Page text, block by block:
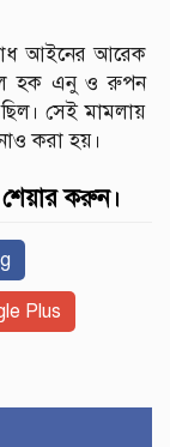
আইনের আরেক
হক এনু ও রুপন
সেই মামলায়
করা হয়।
করুন।
Plus